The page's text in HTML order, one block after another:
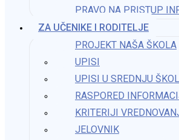
PRAVO NA PRISTUP
ZA UČENIKE I RODITELJE
PROJEKT NAŠA ŠKOLA
UPISI
UPISI U SREDNJU
RASPORED
KRITERIJI
JELOVNIK